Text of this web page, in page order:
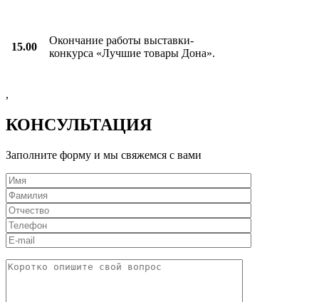
15.00
Окончание работы выставки-
конкурса «Лучшие товары Дона».
,
КОНСУЛЬТАЦИЯ
Заполните форму и мы свяжемся с вами